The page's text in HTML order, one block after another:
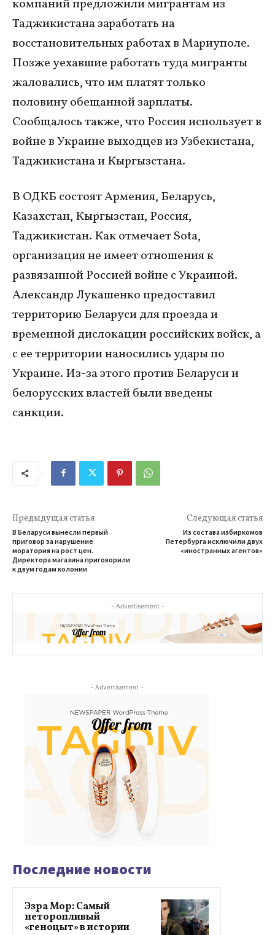
компаний предложили мигрантам из
Таджикистана заработать на
восстановительных работах в Мариуполе.
Позже уехавшие работать туда мигранты
жаловались, что им платят только
половину обещанной зарплаты.
Сообщалось также, что Россия использует в
войне в Украине выходцев из Узбекистана,
Таджикистана и Кыргызстана.
В ОДКБ состоят Армения, Беларусь,
Казахстан, Кыргызстан, Россия,
Таджикистан. Как отмечает Sota,
организация не имеет отношения к
развязанной Россией войне с Украиной.
Александр Лукашенко предоставил
территорию Беларуси для проезда и
временной дислокации российских войск, а
с ее территории наносились удары по
Украине. Из-за этого против Беларуси и
белорусских властей были введены
санкции.
Предыдущая статья
В Беларуси вынесли первый
приговор за нарушение
моратория на рост цен.
Директора магазина приговорили
к двум годам колонии
Следующая статья
Из состава избиркомов
Петербурга исключили двух
«иностранных агентов»
- Advertisement -
- Advertisement -
Последние новости
Эзра Мор: Самый
неторопливый
«геноцыт» в истории